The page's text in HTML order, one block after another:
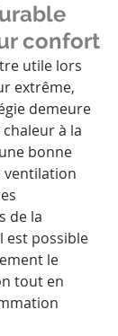
confort
utile lors
extrême,
demeure
à la
bonne
ventilation
de la
est possible
le
tout en